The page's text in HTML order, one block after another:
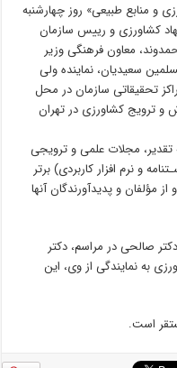
و منابع طبیعی» روز چهارشنبه
کشاورزی و رییس سازمان
معاون فرهنگی وزیر
سعیدیان، نماینده ولی
تحقیقاتی سازمان در محل
ترویج کشاورزی در تهران
تقدیر، مجلات علمی و ترویجی
و نرم افزار کاربردی) برتر
مؤلفان و پدیدآورندگان آنها
صالحی در مراسم، دکتر
به نمایندگی از وی، این
است.